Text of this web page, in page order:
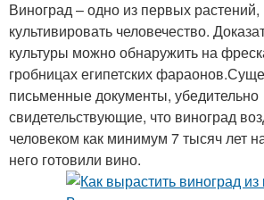
Виноград – одно из первых растений,
культивировать человечество.
культуры можно обнаружить на
гробницах египетских
письменные документы, убедительно
свидетельствующие, что виноград
человеком как минимум 7 тысяч лет
него готовили вино.